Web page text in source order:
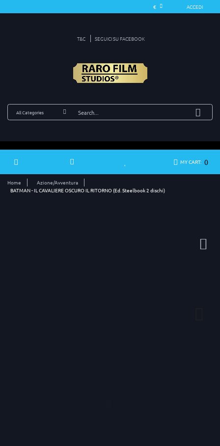
ACCEDI
T&C SEGUICI SU FACEBOOK
MY CART: 0
Home
Azione/Avventura
BATMAN - IL CAVALIERE OSCURO IL RITORNO (Ed. Steelbook 2 dischi)